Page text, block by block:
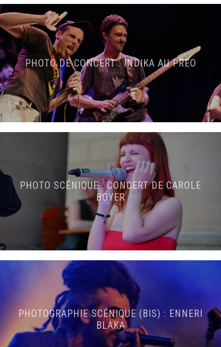
PHOTO DE CONCERT : INDIKA AU PREO
PHOTO SCÉNIQUE : CONCERT DE CAROLE
BOYER
PHOTOGRAPHIE SCÉNIQUE (BIS) : ENNERI
BLAKA